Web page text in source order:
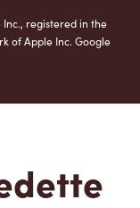
registered in the
of Apple Inc. Google